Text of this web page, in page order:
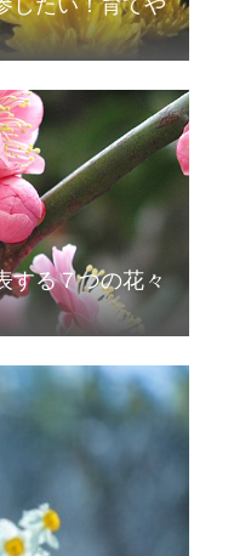
する７つの花々